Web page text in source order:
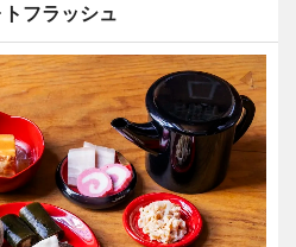
フラッシュ